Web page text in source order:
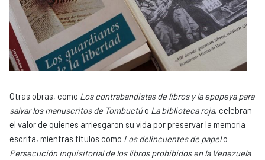
Otras obras, como Los contrabandistas de libros y la epopeya para
salvar los manuscritos de Tombuctúo La biblioteca roja, celebran
el valor de quienes arriesgaron su vida por preservar la memoria
escrita, mientras títulos como Los delincuentes de papelo
Persecución inquisitorial de los libros prohibidos en la Venezuela